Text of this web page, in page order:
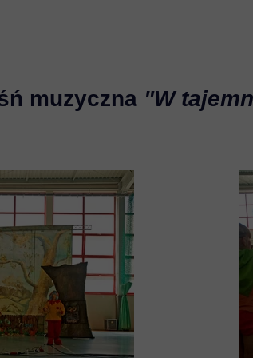
muzyczna "W